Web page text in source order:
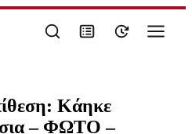
Κάηκε
– ΦΩΤΟ –